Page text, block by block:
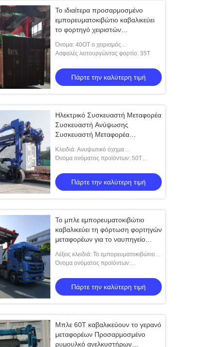
Το ιδιαίτερα προσαρμοσμένο
εμπορευματοκιβώτιο καβαλικεύει
το φορτηγό χειριστών
μεταφορέων
Όνομα: 40OT ο χειρισμός
εμπορευματοκιβωτίων καβαλικεύει το
Ασφαλές λειτουργώντας φορτίο: 35Τ
Πάρτε την καλύτερη τιμή
Ηλεκτρικό Συσκευαστή Μεταφορέα
Συσκευαστή Ανύψωσης
Συσκευαστή Μεταφορέα
Κλειδιά: Ανυψωτικό όχημα
εμπορευματοκιβωτίων
Όνομα ονόματος προϊόντων: 50T
βαριά φορτία
Πάρτε την καλύτερη τιμή
Το μπλε εμπορευματοκιβώτιο
καβαλικεύει τη φόρτωση φορτηγών
μεταφορέων για το ναυπηγείο
Λέξεις κλειδιά: Το εμπορευματοκιβώτιο
καβαλικεύει το φορτηγό μεταφορέων
Όνομα ονόματος προϊόντων:
για τη φόρτωση ναυπηγείων και
φορτηγών εργοστασίων
Πάρτε την καλύτερη τιμή
Μπλε 60T καβαλικεύουν το γερανό
μεταφορέων Προσαρμοσμένο
ρυμουλκό ανελκυστήρων